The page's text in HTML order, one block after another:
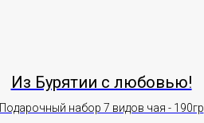
Из Бурятии с любовью!
Подарочный набор 7 видов чая - 190гр